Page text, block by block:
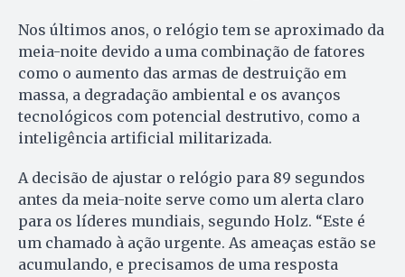
Nos últimos anos, o relógio tem se aproximado da
meia-noite devido a uma combinação de fatores
como o aumento das armas de destruição em
massa, a degradação ambiental e os avanços
tecnológicos com potencial destrutivo, como a
inteligência artificial militarizada.
A decisão de ajustar o relógio para 89 segundos
antes da meia-noite serve como um alerta claro
para os líderes mundiais, segundo Holz. “Este é
um chamado à ação urgente. As ameaças estão se
acumulando, e precisamos de uma resposta